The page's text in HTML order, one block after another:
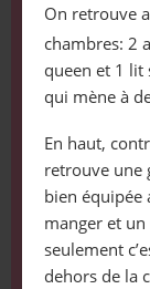
On retrouve
chambres: 2
queen et 1 lit
qui mène à
En haut,
retrouve une
bien équipée
manger et
seulement
dehors de la